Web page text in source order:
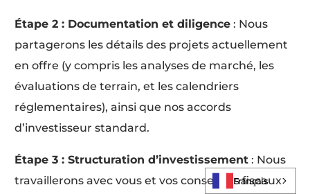
Étape 2 : Documentation et diligence : Nous
partagerons les détails des projets actuellement
en offre (y compris les analyses de marché, les
évaluations de terrain, et les calendriers
réglementaires), ainsi que nos accords
d’investisseur standard.
Étape 3 : Structuration d’investissement : Nous
travaillerons avec vous et vos conseillers fiscaux
Log In
Français